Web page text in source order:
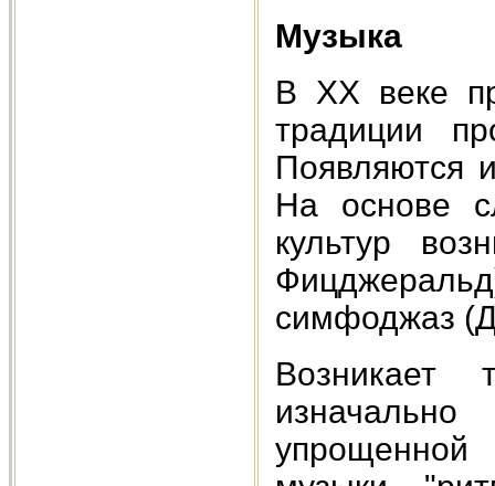
Музыка
В ХХ веке
традиции
Появляются
На основе
культур
симфоджаз
Возникает
упрощенной